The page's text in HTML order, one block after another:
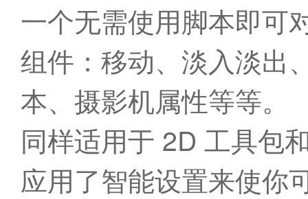
一个无需使用脚本即可
组件：移动、淡入淡出
本、摄影机属性等等。
同样适用于 2D 工具包
应用了智能设置来使你